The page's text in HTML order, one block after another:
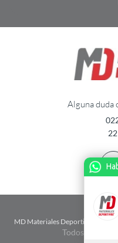
Alguna duda
MD Materiales Deportivos
|
Todos Los